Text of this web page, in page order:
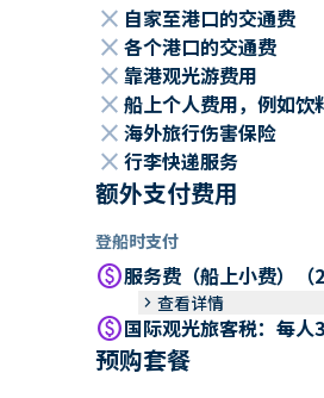
close 自家至港口的交通费
close 各个港口的交通费
close 靠港观光游费用
close 船上个人费用，例如饮
close 海外旅行伤害保险
close 行李快递服务
额外支付费用
登船时支付
paid服务费（船上小费）（
keyboard_arrow_right 查看详情
paid国际观光旅客税：每
预购套餐